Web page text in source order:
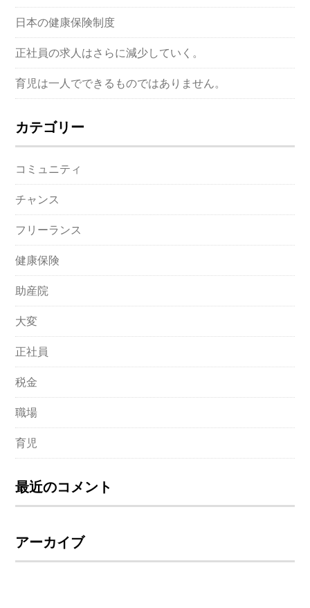
日本の健康保険制度
正社員の求人はさらに減少していく。
育児は一人でできるものではありません。
カテゴリー
コミュニティ
チャンス
フリーランス
健康保険
助産院
大変
正社員
税金
職場
育児
最近のコメント
アーカイブ